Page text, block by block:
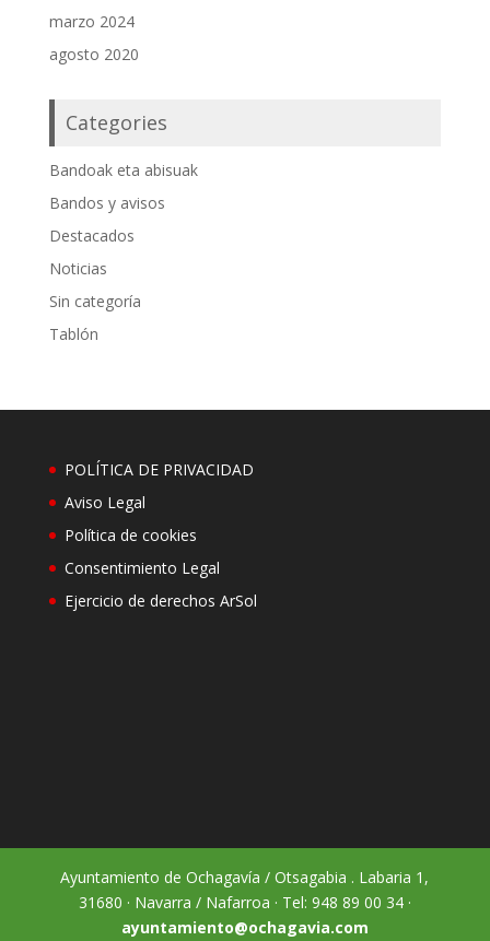
marzo 2024
agosto 2020
Categories
Bandoak eta abisuak
Bandos y avisos
Destacados
Noticias
Sin categoría
Tablón
POLÍTICA DE PRIVACIDAD
Aviso Legal
Política de cookies
Consentimiento Legal
Ejercicio de derechos ArSol
Ayuntamiento de Ochagavía / Otsagabia . Labaria 1,
31680 · Navarra / Nafarroa · Tel: 948 89 00 34 ·
ayuntamiento@ochagavia.com